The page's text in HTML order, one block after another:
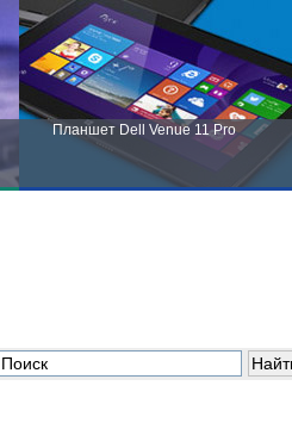
Планшет Dell Venue 11 Pro